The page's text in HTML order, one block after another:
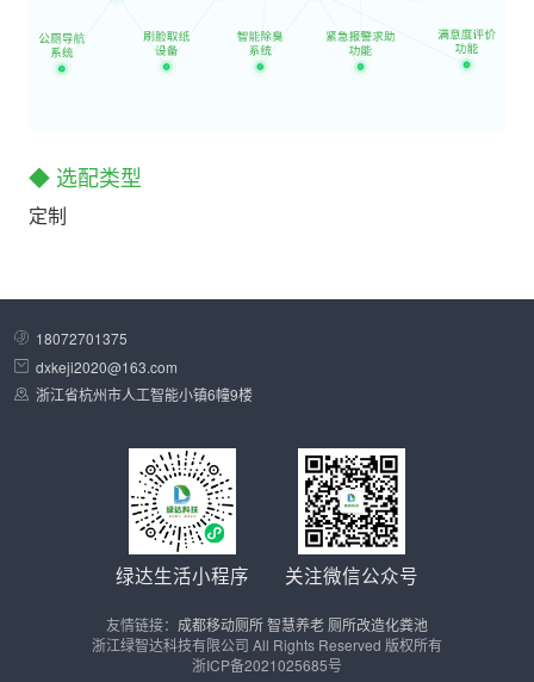
◆ 选配类型
定制
18072701375
dxkeji2020@163.com
浙江省杭州市人工智能小镇6幢9楼
绿达生活小程序 关注微信公众号
友情链接： 成都移动厕所智慧养老 厕所改造化粪池
浙江绿智达科技有限公司 All Rights Reserved 版权所有
浙ICP备2021025685号